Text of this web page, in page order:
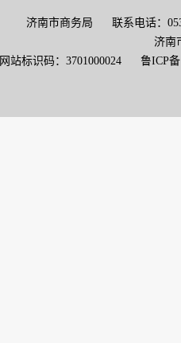
济南市商务局 联系电话：
济
网站标识码：3701000024 鲁ICP